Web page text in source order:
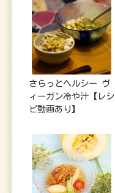
さらっとヘルシー ヴ
ィーガン冷や汁【レシ
ピ動画あり】